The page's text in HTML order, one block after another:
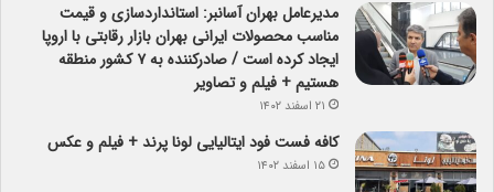
مدیرعامل بهران آسانبر: استانداردسازی و قیمت
مناسب محصولات ایرانی بهران بازار رقابتی با اروپا
ایجاد کرده است / صادرکننده به ۷ کشور منطقه
هستیم + فیلم و تصاویر
۲۱ اسفند ۱۴۰۲
کافه فست فود ایتالیایی لونا پرند + فیلم و عکس
۱۵ اسفند ۱۴۰۲